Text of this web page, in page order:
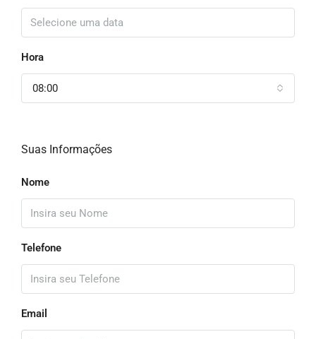
Hora
08:00
Suas Informações
Nome
Telefone
Email